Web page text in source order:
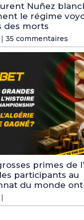
Nuñez
le régime
des morts
35 commentaires
primes de
participants au
du monde